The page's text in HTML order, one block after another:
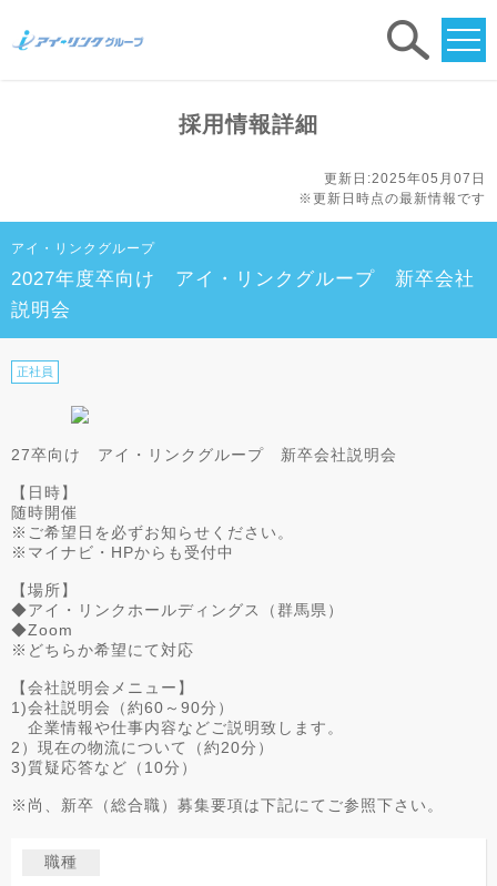
採用情報詳細
更新日:2025年05月07日
※更新日時点の最新情報です
アイ・リンクグループ
2027年度卒向け アイ・リンクグループ 新卒会社
説明会
正社員
27卒向け アイ・リンクグループ 新卒会社説明会
【日時】
随時開催
※ご希望日を必ずお知らせください。
※マイナビ・HPからも受付中
【場所】
◆アイ・リンクホールディングス（群馬県）
◆Zoom
※どちらか希望にて対応
【会社説明会メニュー】
1)会社説明会（約60～90分）
企業情報や仕事内容などご説明致します。
2）現在の物流について（約20分）
3)質疑応答など（10分）
※尚、新卒（総合職）募集要項は下記にてご参照下さい。
職種